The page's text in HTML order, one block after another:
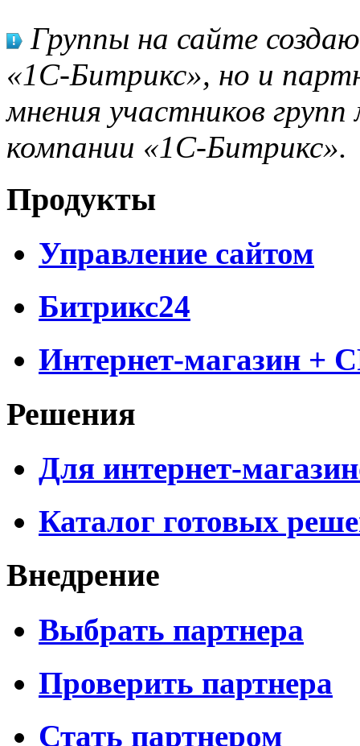
Группы на сайте
«1С-Битрикс», но и
мнения участников
компании «1С-Битрикс».
Продукты
Управление сайтом
Битрикс24
Интернет-магазин +
Решения
Для интернет-
Каталог готовых
Внедрение
Выбрать партнера
Проверить партнера
Стать партнером